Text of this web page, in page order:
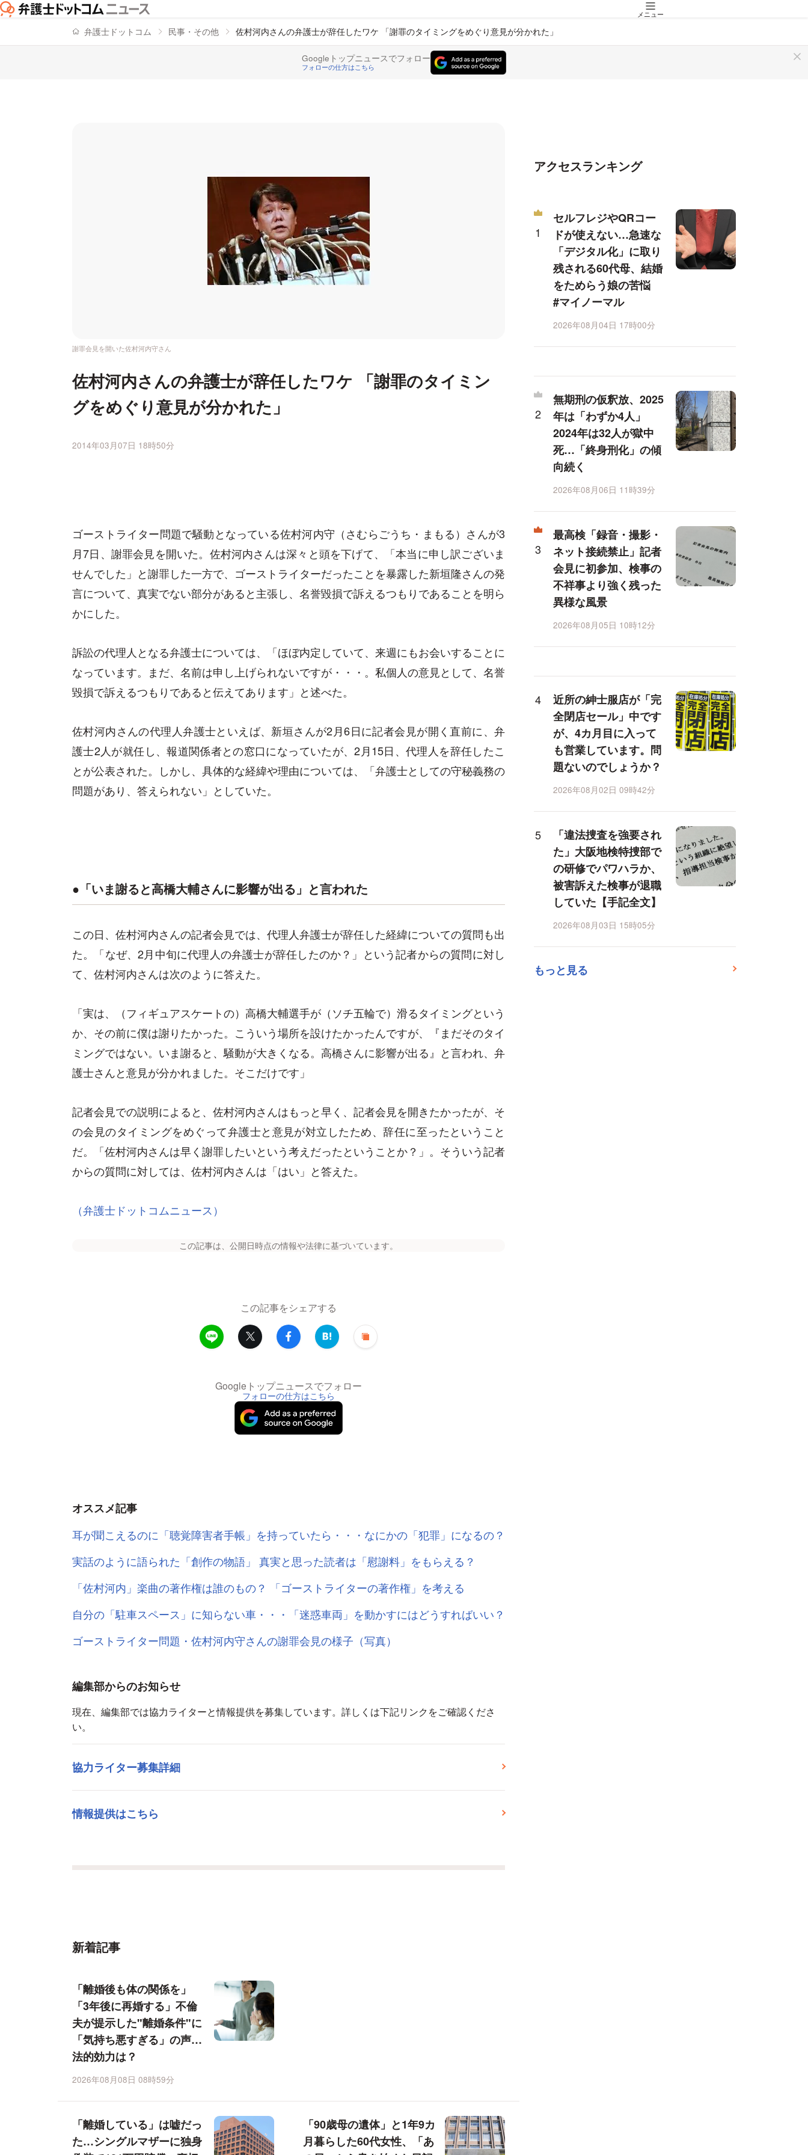
メニュー
弁護士ドットコム 民事・その他 佐村河内さんの弁護士が辞任したワケ 「謝罪のタイミングをめぐり意見が分かれた」
Googleトップニュースでフォロー
フォローの仕方はこちら
謝罪会見を開いた佐村河内守さん
佐村河内さんの弁護士が辞任したワケ 「謝罪のタイミン
グをめぐり意見が分かれた」
2014年03月07日 18時50分
ゴーストライター問題で騒動となっている佐村河内守（さむらごうち・まもる）さんが3
月7日、謝罪会見を開いた。佐村河内さんは深々と頭を下げて、「本当に申し訳ございま
せんでした」と謝罪した一方で、ゴーストライターだったことを暴露した新垣隆さんの発
言について、真実でない部分があると主張し、名誉毀損で訴えるつもりであることを明ら
かにした。
訴訟の代理人となる弁護士については、「ほぼ内定していて、来週にもお会いすることに
なっています。まだ、名前は申し上げられないですが・・・。私個人の意見として、名誉
毀損で訴えるつもりであると伝えてあります」と述べた。
佐村河内さんの代理人弁護士といえば、新垣さんが2月6日に記者会見が開く直前に、弁
護士2人が就任し、報道関係者との窓口になっていたが、2月15日、代理人を辞任したこ
とが公表された。しかし、具体的な経緯や理由については、「弁護士としての守秘義務の
問題があり、答えられない」としていた。
●「いま謝ると高橋大輔さんに影響が出る」と言われた
この日、佐村河内さんの記者会見では、代理人弁護士が辞任した経緯についての質問も出
た。「なぜ、2月中旬に代理人の弁護士が辞任したのか？」という記者からの質問に対し
て、佐村河内さんは次のように答えた。
「実は、（フィギュアスケートの）高橋大輔選手が（ソチ五輪で）滑るタイミングという
か、その前に僕は謝りたかった。こういう場所を設けたかったんですが、『まだそのタイ
ミングではない。いま謝ると、騒動が大きくなる。高橋さんに影響が出る』と言われ、弁
護士さんと意見が分かれました。そこだけです」
記者会見での説明によると、佐村河内さんはもっと早く、記者会見を開きたかったが、そ
の会見のタイミングをめぐって弁護士と意見が対立したため、辞任に至ったということ
だ。「佐村河内さんは早く謝罪したいという考えだったということか？」。そういう記者
からの質問に対しては、佐村河内さんは「はい」と答えた。
（弁護士ドットコムニュース）
この記事は、公開日時点の情報や法律に基づいています。
この記事をシェアする
Googleトップニュースでフォロー
フォローの仕方はこちら
オススメ記事
耳が聞こえるのに「聴覚障害者手帳」を持っていたら・・・なにかの「犯罪」になるの？
実話のように語られた「創作の物語」 真実と思った読者は「慰謝料」をもらえる？
「佐村河内」楽曲の著作権は誰のもの？ 「ゴーストライターの著作権」を考える
自分の「駐車スペース」に知らない車・・・「迷惑車両」を動かすにはどうすればいい？
ゴーストライター問題・佐村河内守さんの謝罪会見の様子（写真）
編集部からのお知らせ
現在、編集部では協力ライターと情報提供を募集しています。詳しくは下記リンクをご確認くださ
い。
協力ライター募集詳細
情報提供はこちら
新着記事
「離婚後も体の関係を」
「3年後に再婚する」不倫
夫が提示した"離婚条件"に
「気持ち悪すぎる」の声…
法的効力は？
2026年08月08日 08時59分
「離婚している」は嘘だっ
た…シングルマザーに独身
「90歳母の遺体」と1年9カ
月暮らした60代女性、「あ
アクセスランキング
セルフレジやQRコー
ドが使えない…急速な
「デジタル化」に取り
残される60代母、結婚
をためらう娘の苦悩
#マイノーマル
2026年08月04日 17時00分
無期刑の仮釈放、2025
年は「わずか4人」
2024年は32人が獄中
死…「終身刑化」の傾
向続く
2026年08月06日 11時39分
最高検「録音・撮影・
ネット接続禁止」記者
会見に初参加、検事の
不祥事より強く残った
異様な風景
2026年08月05日 10時12分
近所の紳士服店が「完
全閉店セール」中です
が、4カ月目に入って
も営業しています。問
題ないのでしょうか？
2026年08月02日 09時42分
「違法捜査を強要され
た」大阪地検特捜部で
の研修でパワハラか、
被害訴えた検事が退職
していた【手記全文】
2026年08月03日 15時05分
もっと見る